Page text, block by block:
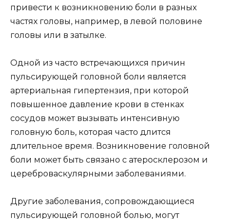
привести к возникновению боли в разных
частях головы, например, в левой половине
головы или в затылке.
Одной из часто встречающихся причин
пульсирующей головной боли является
артериальная гипертензия, при которой
повышенное давление крови в стенках
сосудов может вызывать интенсивную
головную боль, которая часто длится
длительное время. Возникновение головной
боли может быть связано с атеросклерозом и
цереброваскулярными заболеваниями.
Другие заболевания, сопровождающиеся
пульсирующей головной болью, могут